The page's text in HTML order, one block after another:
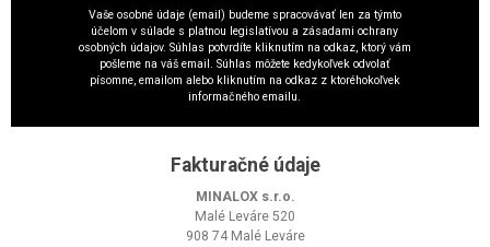
Vaše osobné údaje (email) budeme spracovávať len za týmto
účelom v súlade s platnou legislatívou a zásadami ochrany
osobných údajov. Súhlas potvrdíte kliknutím na odkaz, ktorý vám
pošleme na váš email. Súhlas môžete kedykoľvek odvolať
písomne, emailom alebo kliknutím na odkaz z ktoréhokoľvek
informačného emailu.
Fakturačné údaje
MINALOX s.r.o.
Malé Leváre 520
908 74 Malé Leváre